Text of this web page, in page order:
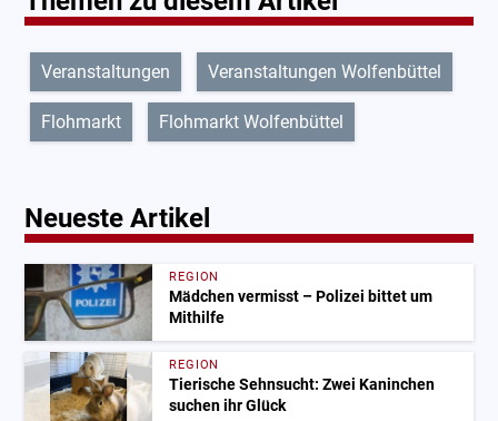
Veranstaltungen Veranstaltungen Wolfenbüttel
Flohmarkt Flohmarkt Wolfenbüttel
Neueste Artikel
REGION
Mädchen vermisst – Polizei bittet um
Mithilfe
REGION
Tierische Sehnsucht: Zwei Kaninchen
suchen ihr Glück